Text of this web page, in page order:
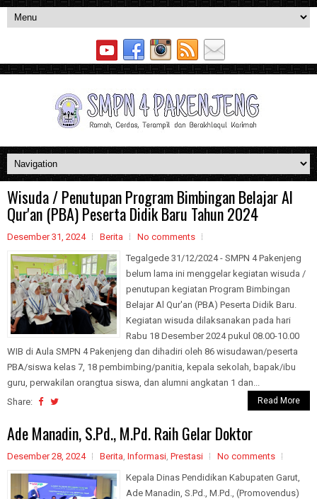
Wisuda / Penutupan Program Bimbingan Belajar Al
Qur'an (PBA) Peserta Didik Baru Tahun 2024
Desember 31, 2024 Berita
No comments
Tegalgede 31/12/2024 - SMPN 4 Pakenjeng
belum lama ini menggelar kegiatan wisuda /
penutupan kegiatan Program Bimbingan
Belajar Al Qur'an (PBA) Peserta Didik Baru.
Kegiatan wisuda dilaksanakan pada hari
Rabu 18 Desember 2024 pukul 08.00-10.00
WIB di Aula SMPN 4 Pakenjeng dan dihadiri oleh 86 wisudawan/peserta
PBA/siswa kelas 7, 18 pembimbing/panitia, kepala sekolah, bapak/ibu
guru, perwakilan orangtua siswa, dan alumni angkatan 1 dan...
Share:
Read More
Ade Manadin, S.Pd., M.Pd. Raih Gelar Doktor
Desember 28, 2024 Berita, Informasi, Prestasi
No comments
Kepala Dinas Pendidikan Kabupaten Garut,
Ade Manadin, S.Pd., M.Pd., (Promovendus)